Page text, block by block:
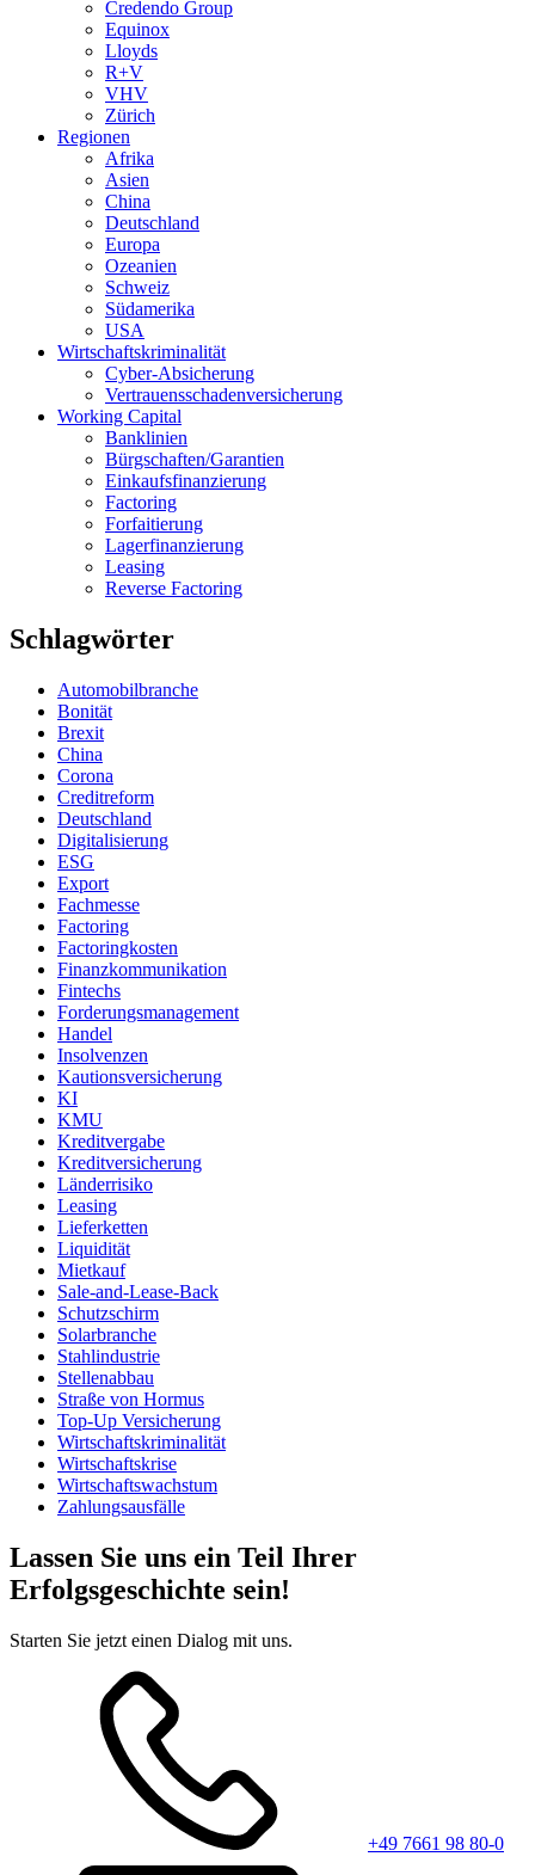
Credendo Group
Equinox
Lloyds
R+V
VHV
Zürich
Regionen
Afrika
Asien
China
Deutschland
Europa
Ozeanien
Schweiz
Südamerika
USA
Wirtschaftskriminalität
Cyber-Absicherung
Vertrauensschadenversicherung
Working Capital
Banklinien
Bürgschaften/Garantien
Einkaufsfinanzierung
Factoring
Forfaitierung
Lagerfinanzierung
Leasing
Reverse Factoring
Schlagwörter
Automobilbranche
Bonität
Brexit
China
Corona
Creditreform
Deutschland
Digitalisierung
ESG
Export
Fachmesse
Factoring
Factoringkosten
Finanzkommunikation
Fintechs
Forderungsmanagement
Handel
Insolvenzen
Kautionsversicherung
KI
KMU
Kreditvergabe
Kreditversicherung
Länderrisiko
Leasing
Lieferketten
Liquidität
Mietkauf
Sale-and-Lease-Back
Schutzschirm
Solarbranche
Stahlindustrie
Stellenabbau
Straße von Hormus
Top-Up Versicherung
Wirtschaftskriminalität
Wirtschaftskrise
Wirtschaftswachstum
Zahlungsausfälle
Lassen Sie uns ein Teil Ihrer
Erfolgsgeschichte sein!
Starten Sie jetzt einen Dialog mit uns.
+49 7661 98 80-0